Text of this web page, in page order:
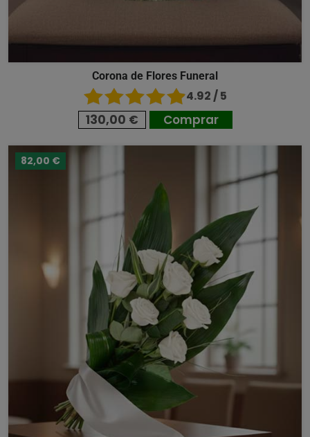
Corona de Flores Funeral
4.92 / 5
130,00 € Comprar
82,00 €